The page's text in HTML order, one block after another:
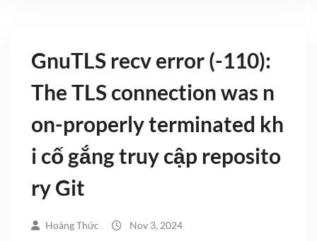
GnuTLS recv error (-110):
The TLS connection was n
on-properly terminated kh
i cố gắng truy cập reposito
ry Git
Hoàng Thức Nov 3, 2024